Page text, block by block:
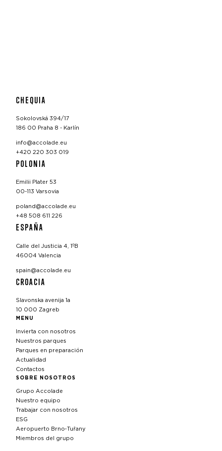
CHEQUIA
Sokolovská 394/17
186 00 Praha 8 - Karlín
info@accolade.eu
+420 220 303 019
POLONIA
Emilii Plater 53
00-113 Varsovia
poland@accolade.eu
+48 508 611 226
ESPAÑA
Calle del Justicia 4, 1ºB
46004 Valencia
spain@accolade.eu
CROACIA
Slavonska avenija 1a
10 000 Zagreb
MENU
Invierta con nosotros
Nuestros parques
Parques en preparación
Actualidad
Contactos
SOBRE NOSOTROS
Grupo Accolade
Nuestro equipo
Trabajar con nosotros
ESG
Aeropuerto Brno‑Tuřany
Miembros del grupo